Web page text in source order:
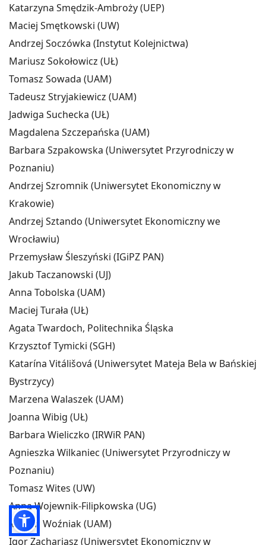
Katarzyna Smędzik-Ambroży (UEP)
Maciej Smętkowski (UW)
Andrzej Soczówka (Instytut Kolejnictwa)
Mariusz Sokołowicz (UŁ)
Tomasz Sowada (UAM)
Tadeusz Stryjakiewicz (UAM)
Jadwiga Suchecka (UŁ)
Magdalena Szczepańska (UAM)
Barbara Szpakowska (Uniwersytet Przyrodniczy w
Poznaniu)
Andrzej Szromnik (Uniwersytet Ekonomiczny w
Krakowie)
Andrzej Sztando (Uniwersytet Ekonomiczny we
Wrocławiu)
Przemysław Śleszyński (IGiPZ PAN)
Jakub Taczanowski (UJ)
Anna Tobolska (UAM)
Maciej Turała (UŁ)
Agata Twardoch, Politechnika Śląska
Krzysztof Tymicki (SGH)
Katarína Vitálišová (Uniwersytet Mateja Bela w Bańskiej
Bystrzycy)
Marzena Walaszek (UAM)
Joanna Wibig (UŁ)
Barbara Wieliczko (IRWiR PAN)
Agnieszka Wilkaniec (Uniwersytet Przyrodniczy w
Poznaniu)
Tomasz Wites (UW)
Anna Wojewnik-Filipkowska (UG)
Marcin Woźniak (UAM)
Igor Zachariasz (Uniwersytet Ekonomiczny w